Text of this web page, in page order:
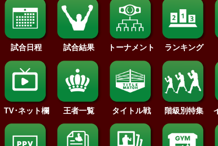
試合日程 試合結果 トーナメント ランキング
TV･ネット欄 王者一覧 タイトル戦 階級別特集